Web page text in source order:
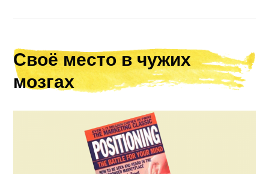
Своё место в чужих
мозгах